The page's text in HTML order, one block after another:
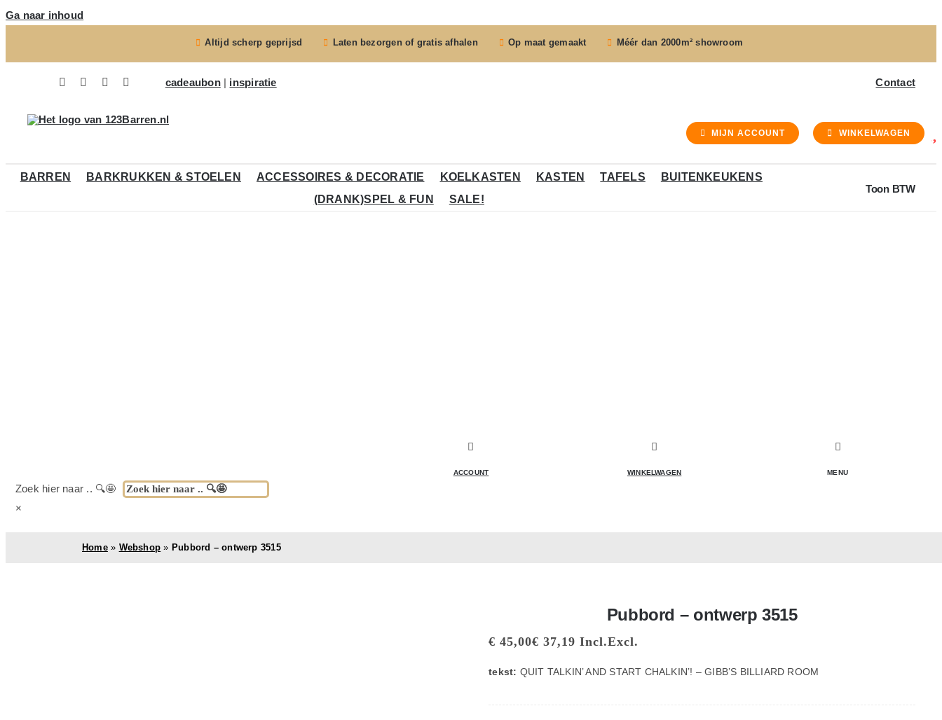
Ga naar inhoud
Altijd scherp geprijsd Laten bezorgen of gratis afhalen Op maat gemaakt Méér dan 2000m² showroom
cadeaubon| inspiratie Contact
MIJN ACCOUNT WINKELWAGEN
BARREN BARKRUKKEN & STOELEN ACCESSOIRES & DECORATIE KOELKASTEN KASTEN TAFELS
BUITENKEUKENS
(DRANK)SPEL & FUN
SALE!
Toon BTW
ACCOUNT WINKELWAGEN MENU
Zoek hier naar .. 🔍🤩
×
Home» Webshop » Pubbord – ontwerp 3515
Pubbord – ontwerp 3515
€ 45,00€ 37,19 Incl.Excl.
tekst: QUIT TALKIN’ AND START CHALKIN’! – GIBB’S BILLIARD ROOM